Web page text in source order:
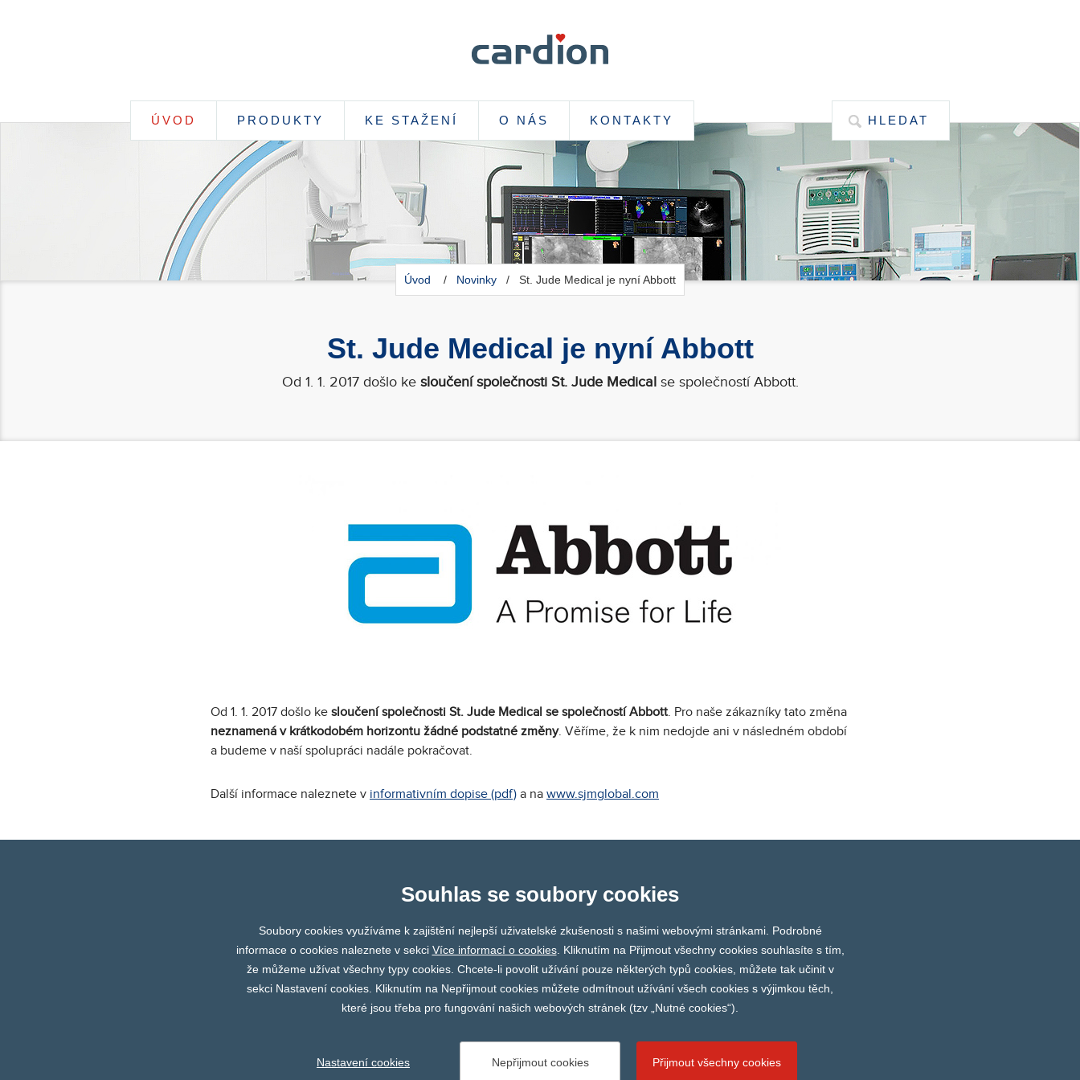
ÚVOD PRODUKTY KE STAŽENÍ O NÁS KONTAKTY HLEDAT
Úvod / Novinky / St. Jude Medical je nyní Abbott
St. Jude Medical je nyní Abbott
Od 1. 1. 2017 došlo ke sloučení společnosti St. Jude Medicalse společností Abbott.
Od 1. 1. 2017 došlo ke sloučení společnosti St. Jude Medical se společností Abbott. Pro naše zákazníky tato změna
neznamená v krátkodobém horizontu žádné podstatné změny. Věříme, že k nim nedojde ani v následném období
a budeme v naší spolupráci nadále pokračovat.
Další informace naleznete v informativním dopise (pdf) a na www.sjmglobal.com
Abbott DIXImedical
Finapres
Fumedica
Vytvořil
Souhlas se soubory cookies
Soubory cookies využíváme k zajištění nejlepší uživatelské zkušenosti s našimi webovými stránkami. Podrobné
informace o cookies naleznete v sekci Více informací o cookies. Kliknutím na Přijmout všechny cookies souhlasíte s tím,
že můžeme užívat všechny typy cookies. Chcete-li povolit užívání pouze některých typů cookies, můžete tak učinit v
sekci Nastavení cookies. Kliknutím na Nepřijmout cookies můžete odmítnout užívání všech cookies s výjimkou těch,
které jsou třeba pro fungování našich webových stránek (tzv „Nutné cookies“).
Přijmout všechny cookies
Nepřijmout cookies
Nastavení cookies